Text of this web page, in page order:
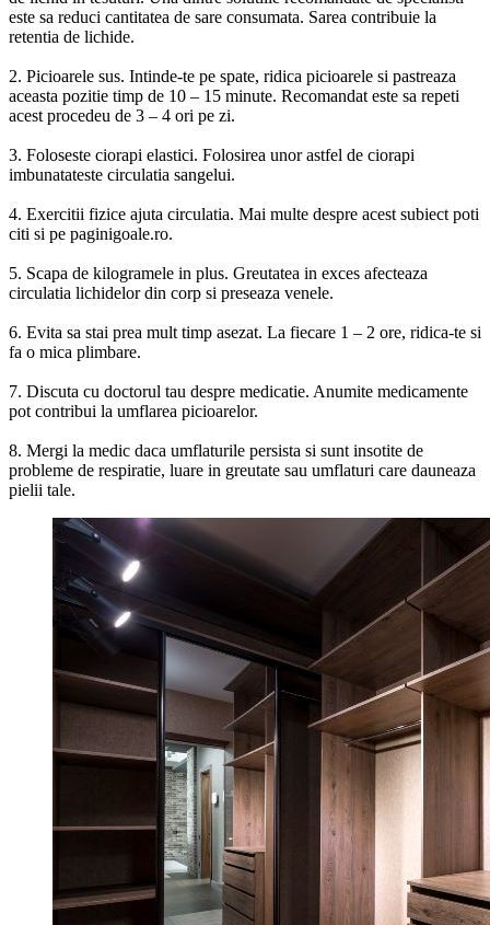
este sa reduci cantitatea de sare consumata. Sarea contribuie la
retentia de lichide.
2. Picioarele sus. Intinde-te pe spate, ridica picioarele si pastreaza
aceasta pozitie timp de 10 – 15 minute. Recomandat este sa repeti
acest procedeu de 3 – 4 ori pe zi.
3. Foloseste ciorapi elastici. Folosirea unor astfel de ciorapi
imbunatateste circulatia sangelui.
4. Exercitii fizice ajuta circulatia. Mai multe despre acest subiect poti
citi si pe paginigoale.ro.
5. Scapa de kilogramele in plus. Greutatea in exces afecteaza
circulatia lichidelor din corp si preseaza venele.
6. Evita sa stai prea mult timp asezat. La fiecare 1 – 2 ore, ridica-te si
fa o mica plimbare.
7. Discuta cu doctorul tau despre medicatie. Anumite medicamente
pot contribui la umflarea picioarelor.
8. Mergi la medic daca umflaturile persista si sunt insotite de
probleme de respiratie, luare in greutate sau umflaturi care dauneaza
pielii tale.